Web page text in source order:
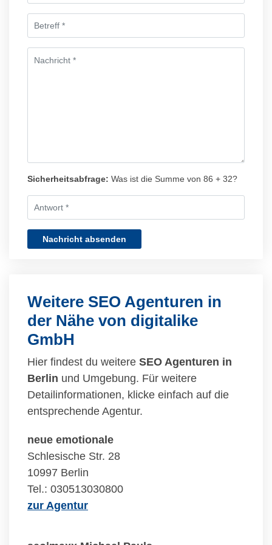
Sicherheitsabfrage: Was ist die Summe von 86 + 32?
Nachricht absenden
Weitere SEO Agenturen in
der Nähe von digitalike
GmbH
Hier findest du weitere SEO Agenturen in
Berlin und Umgebung. Für weitere
Detailinformationen, klicke einfach auf die
entsprechende Agentur.
neue emotionale
Schlesische Str. 28
10997 Berlin
Tel.: 030513030800
zur Agentur